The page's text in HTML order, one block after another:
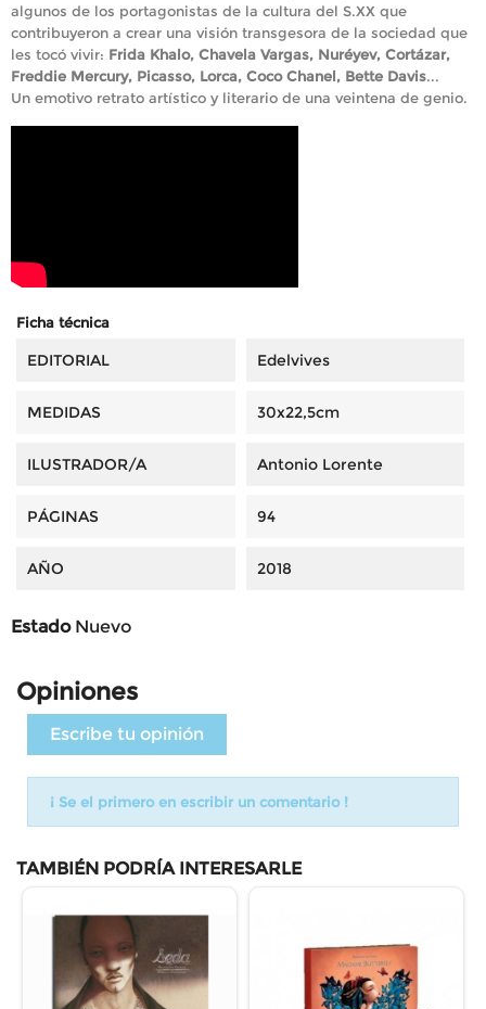
algunos de los portagonistas de la cultura del S.XX que
contribuyeron a crear una visión transgesora de la sociedad que
les tocó vivir: Frida Khalo, Chavela Vargas, Nuréyev, Cortázar,
Freddie Mercury, Picasso, Lorca, Coco Chanel, Bette Davis...
Un emotivo retrato artístico y literario de una veintena de genio.
Ficha técnica
EDITORIAL Edelvives
MEDIDAS 30x22,5cm
ILUSTRADOR/A Antonio Lorente
PÁGINAS 94
AÑO 2018
Estado Nuevo
Opiniones
Escribe tu opinión
¡ Se el primero en escribir un comentario !
TAMBIÉN PODRÍA INTERESARLE